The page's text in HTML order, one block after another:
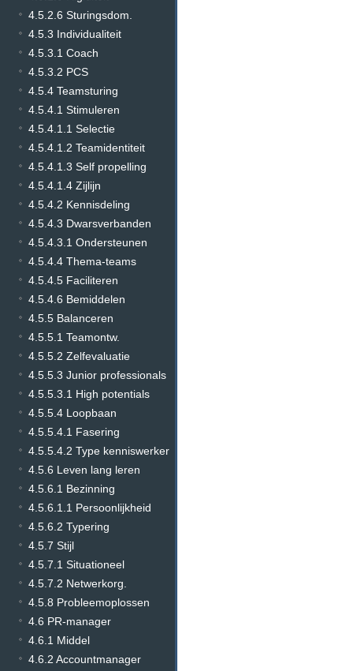
4.5.2.6 Sturingsdom.
4.5.3 Individualiteit
4.5.3.1 Coach
4.5.3.2 PCS
4.5.4 Teamsturing
4.5.4.1 Stimuleren
4.5.4.1.1 Selectie
4.5.4.1.2 Teamidentiteit
4.5.4.1.3 Self propelling
4.5.4.1.4 Zijlijn
4.5.4.2 Kennisdeling
4.5.4.3 Dwarsverbanden
4.5.4.3.1 Ondersteunen
4.5.4.4 Thema-teams
4.5.4.5 Faciliteren
4.5.4.6 Bemiddelen
4.5.5 Balanceren
4.5.5.1 Teamontw.
4.5.5.2 Zelfevaluatie
4.5.5.3 Junior professionals
4.5.5.3.1 High potentials
4.5.5.4 Loopbaan
4.5.5.4.1 Fasering
4.5.5.4.2 Type kenniswerker
4.5.6 Leven lang leren
4.5.6.1 Bezinning
4.5.6.1.1 Persoonlijkheid
4.5.6.2 Typering
4.5.7 Stijl
4.5.7.1 Situationeel
4.5.7.2 Netwerkorg.
4.5.8 Probleemoplossen
4.6 PR-manager
4.6.1 Middel
4.6.2 Accountmanager